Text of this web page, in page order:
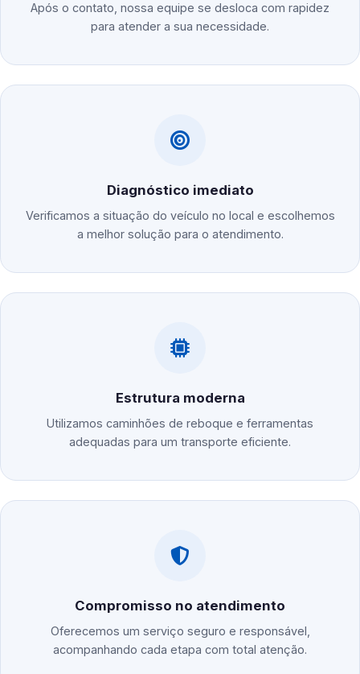
Após o contato, nossa equipe se desloca com rapidez
para atender a sua necessidade.
Diagnóstico imediato
Verificamos a situação do veículo no local e escolhemos
a melhor solução para o atendimento.
Estrutura moderna
Utilizamos caminhões de reboque e ferramentas
adequadas para um transporte eficiente.
Compromisso no atendimento
Oferecemos um serviço seguro e responsável,
acompanhando cada etapa com total atenção.